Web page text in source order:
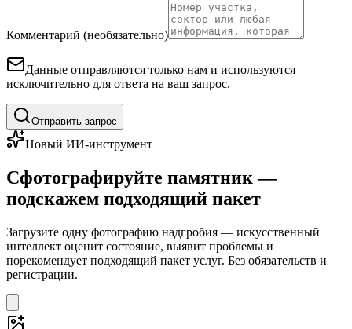
Комментарий (необязательно)
Данные отправляются только нам и используются
исключительно для ответа на ваш запрос.
Отправить запрос
Новый ИИ-инструмент
Сфотографируйте памятник —
подскажем подходящий пакет
Загрузите одну фотографию надгробия — искусственный
интеллект оценит состояние, выявит проблемы и
порекомендует подходящий пакет услуг. Без обязательств и
регистрации.